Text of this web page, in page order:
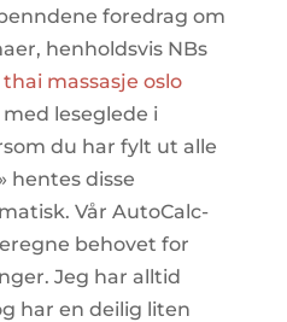
foredrag om
henholdsvis NBs
massasje oslo
leseglede i
du har fylt ut alle
hentes disse
Vår AutoCalc-
behovet for
Jeg har alltid
har en deilig liten